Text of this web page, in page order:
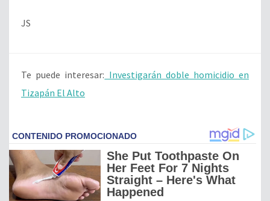
JS
Te puede interesar: Investigarán doble homicidio en
Tizapán El Alto